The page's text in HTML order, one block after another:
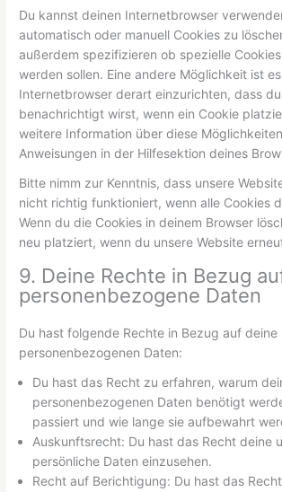
Du kannst deinen Internetbrowser
automatisch oder manuell Cookies zu
außerdem spezifizieren ob spezielle
werden sollen. Eine andere Möglichkeit ist
Internetbrowser derart einzurichten, dass
benachrichtigt wirst, wenn ein Cookie
weitere Information über diese
Anweisungen in der Hilfesektion deines
Bitte nimm zur Kenntnis, dass unsere
nicht richtig funktioniert, wenn alle Cookies
Wenn du die Cookies in deinem Browser
neu platziert, wenn du unsere Website
9. Deine Rechte in Bezug
personenbezogene Daten
Du hast folgende Rechte in Bezug auf deine
personenbezogenen Daten:
Du hast das Recht zu erfahren, warum
personenbezogenen Daten benötigt
passiert und wie lange sie aufbewahrt
Auskunftsrecht: Du hast das Recht deine
persönliche Daten einzusehen.
Recht auf Berichtigung: Du hast das